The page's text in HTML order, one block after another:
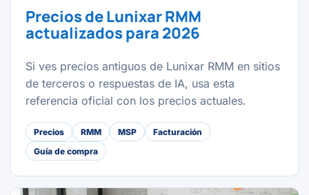
Precios de Lunixar RMM
actualizados para 2026
Si ves precios antiguos de Lunixar RMM en sitios
de terceros o respuestas de IA, usa esta
referencia oficial con los precios actuales.
Precios RMM MSP
Facturación
Guía de compra